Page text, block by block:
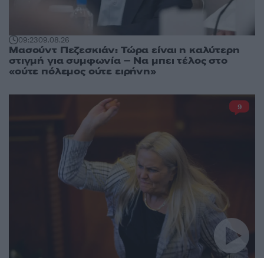
09:2309.08.26
Μασούντ Πεζεσκιάν: Τώρα είναι η καλύτερη
στιγμή για συμφωνία – Να μπει τέλος στο
«ούτε πόλεμος ούτε ειρήνη»
9